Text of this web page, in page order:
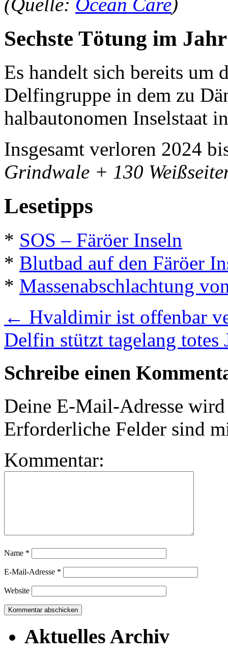
Sechste Tötung im
Es handelt sich bereits um
Delfingruppe in dem zu
halbautonomen Inselstaat
Insgesamt verloren 2024
Grindwale + 130
Lesetipps
* SOS – Färöer Inseln
* Blutbad auf den Färöer
* Massenabschlachtung
← Hvaldimir ist offenbar
Delfin stützt tagelang
Schreibe einen
Deine E-Mail-Adresse
Erforderliche Felder sind
Kommentar:
Name *
E-Mail-Adresse *
Website
Aktuelles Archiv